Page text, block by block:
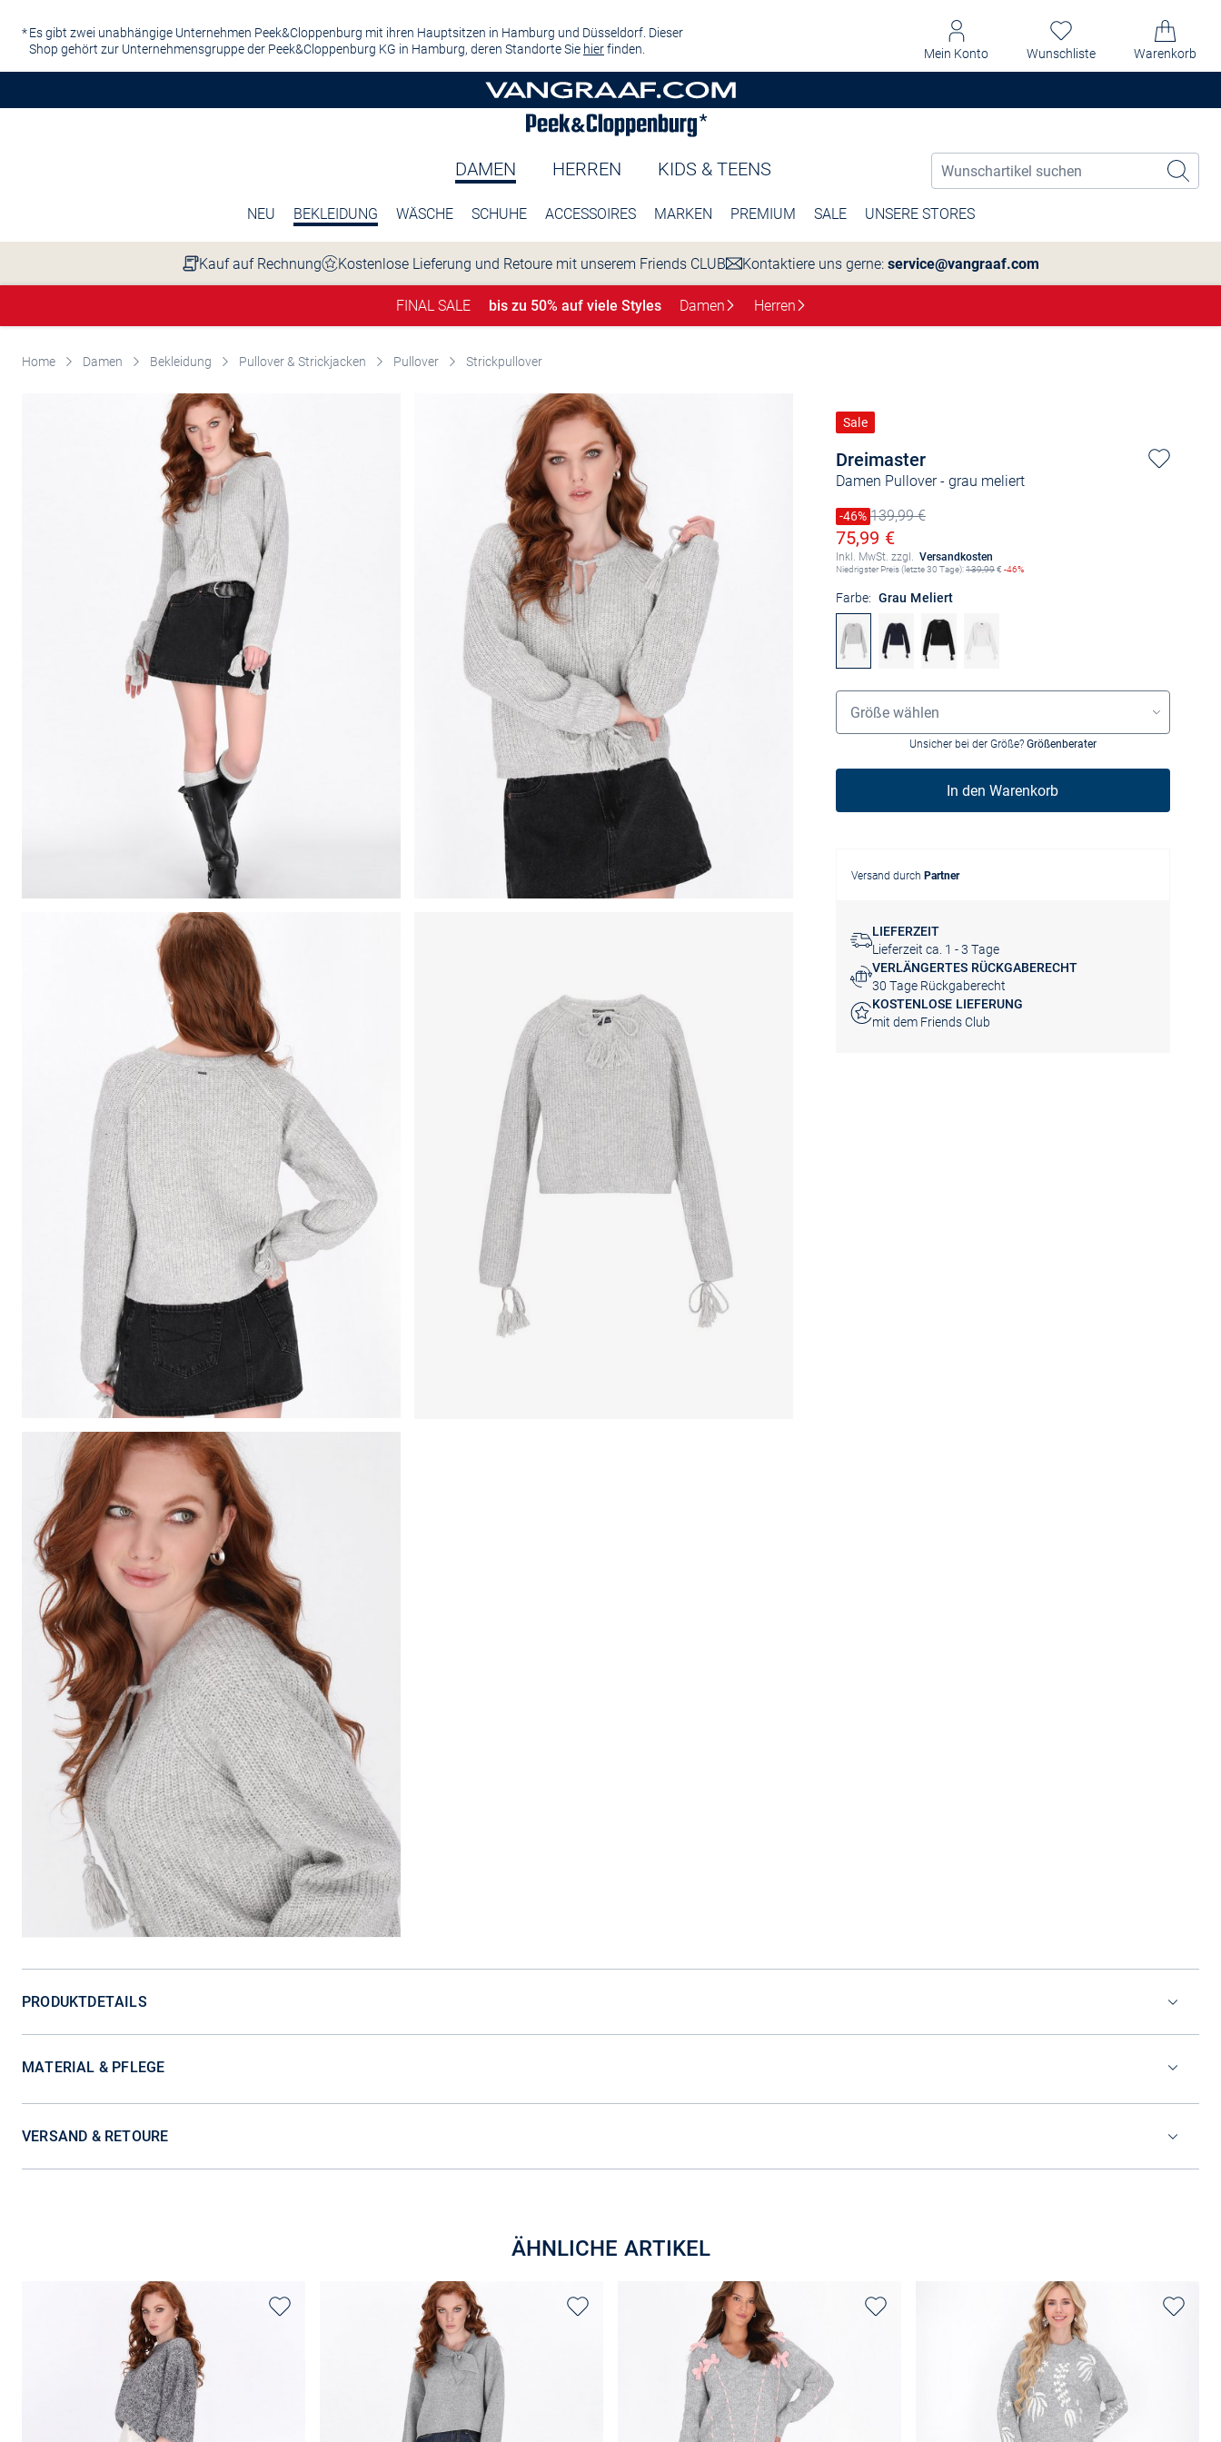
Es gibt zwei unabhängige Unternehmen Peek&Cloppenburg mit ihren Hauptsitzen in Hamburg und Düsseldorf. Dieser
Shop gehört zur Unternehmensgruppe der Peek&Cloppenburg KG in Hamburg, deren Standorte Sie hierfinden. Mein Konto Wunschliste Warenkorb
DAMEN HERREN KIDS & TEENS
NEU BEKLEIDUNG WÄSCHE SCHUHE ACCESSOIRES MARKEN PREMIUM SALE UNSERE STORES
Kauf auf Rechnung Kostenlose Lieferung und Retoure mit unserem Friends CLUB Kontaktiere uns gerne: service@vangraaf.com
FINAL SALE bis zu 50% auf viele Styles Damen Herren
Home Damen Bekleidung Pullover & Strickjacken Pullover Strickpullover
Dreimaster
Damen Pullover- grau meliert
Sale
Preis reduziert um
-46%
Alter Preis139,99 €
Ermäßigter Preis
75,99 €
Inkl. MwSt. zzgl. Versandkosten
Niedrigster Preis (letzte 30 Tage):139,99€ -46%
Farbe: Grau Meliert
Größenauswahl
Größe wählen
Unsicher bei der Größe? Größenberater
In den Warenkorb
Versand durch Partner
LIEFERZEIT
Lieferzeit ca. 1 - 3 Tage
VERLÄNGERTES RÜCKGABERECHT
30 Tage Rückgaberecht
KOSTENLOSE LIEFERUNG
mit dem Friends Club
PRODUKTDETAILS
MATERIAL & PFLEGE
VERSAND & RETOURE
ÄHNLICHE ARTIKEL